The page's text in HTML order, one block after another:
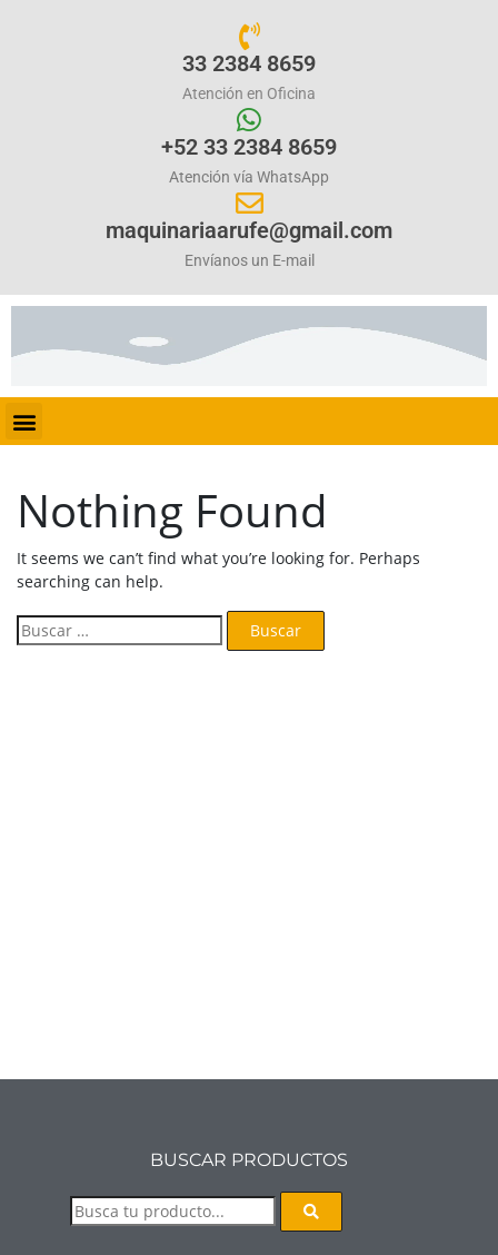
33 2384 8659
Atención en Oficina
+52 33 2384 8659
Atención vía WhatsApp
maquinariaarufe@gmail.com
Envíanos un E-mail
Nothing Found
It seems we can’t find what you’re looking for. Perhaps
searching can help.
BUSCAR PRODUCTOS